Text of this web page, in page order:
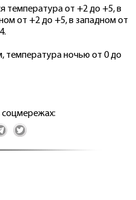
температура от +2 до +5, в
от +2 до +5, в западном от
температура ночью от 0 до
соцмережах: